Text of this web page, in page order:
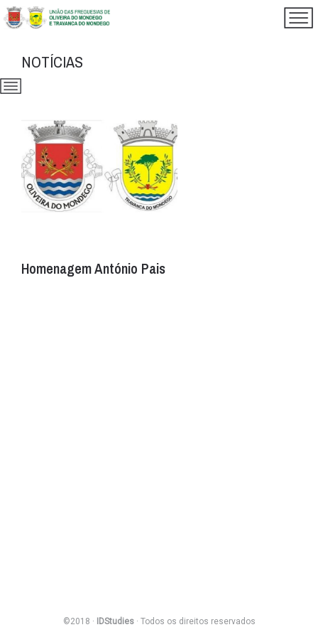
NOTÍCIAS
Homenagem António Pais
©2018 · IDStudies· Todos os direitos reservados